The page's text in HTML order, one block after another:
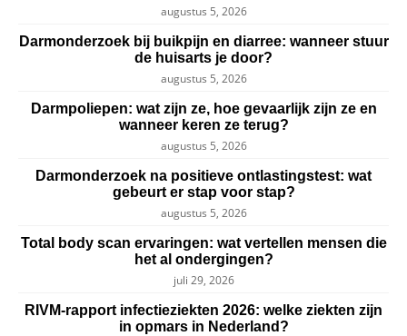
augustus 5, 2026
Darmonderzoek bij buikpijn en diarree: wanneer stuur
de huisarts je door?
augustus 5, 2026
Darmpoliepen: wat zijn ze, hoe gevaarlijk zijn ze en
wanneer keren ze terug?
augustus 5, 2026
Darmonderzoek na positieve ontlastingstest: wat
gebeurt er stap voor stap?
augustus 5, 2026
Total body scan ervaringen: wat vertellen mensen die
het al ondergingen?
juli 29, 2026
RIVM-rapport infectieziekten 2026: welke ziekten zijn
in opmars in Nederland?